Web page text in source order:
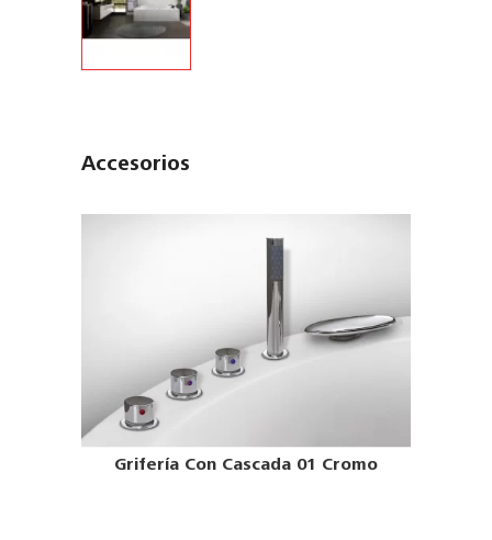
Accesorios
Grifería Con Cascada 01 Cromo